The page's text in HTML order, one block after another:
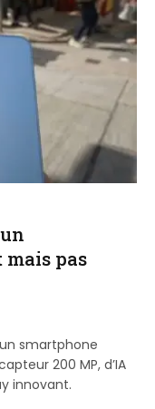
pas
smartphone
200 MP, d’IA
innovant.